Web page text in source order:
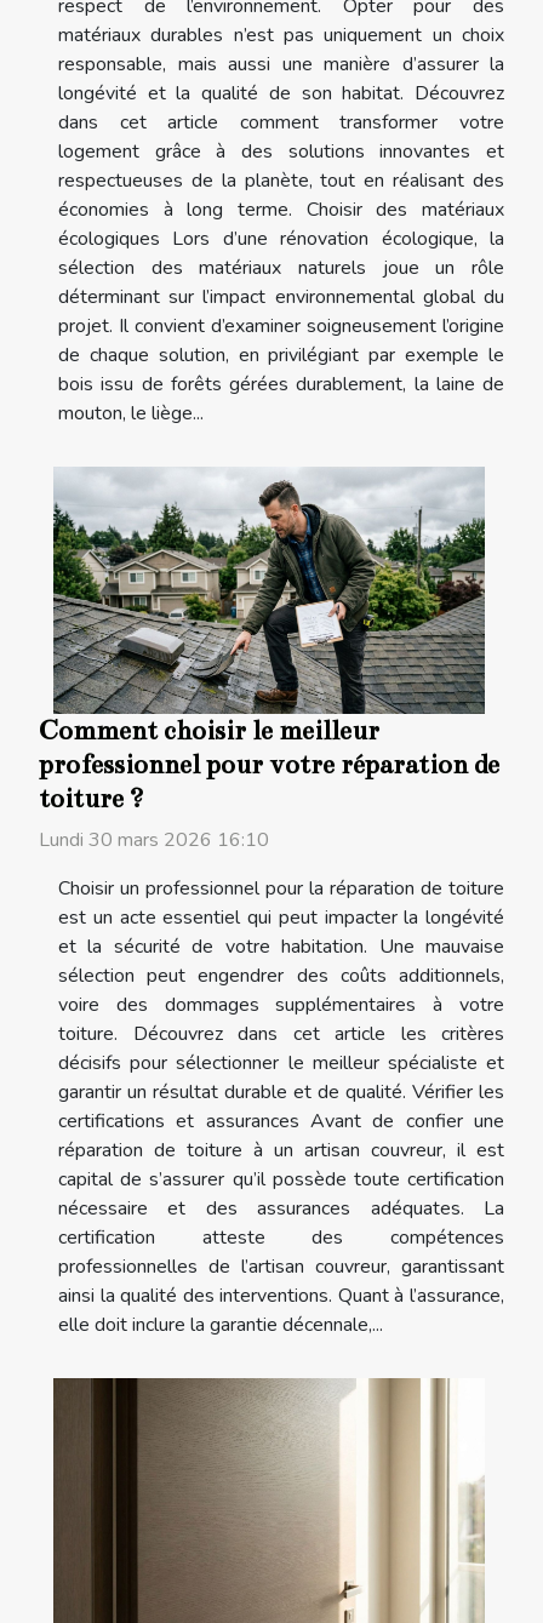
respect de l’environnement. Opter pour des
matériaux durables n’est pas uniquement un choix
responsable, mais aussi une manière d’assurer la
longévité et la qualité de son habitat. Découvrez
dans cet article comment transformer votre
logement grâce à des solutions innovantes et
respectueuses de la planète, tout en réalisant des
économies à long terme. Choisir des matériaux
écologiques Lors d’une rénovation écologique, la
sélection des matériaux naturels joue un rôle
déterminant sur l’impact environnemental global du
projet. Il convient d’examiner soigneusement l’origine
de chaque solution, en privilégiant par exemple le
bois issu de forêts gérées durablement, la laine de
mouton, le liège...
Comment choisir le meilleur
professionnel pour votre réparation de
toiture ?
Lundi 30 mars 2026 16:10
Choisir un professionnel pour la réparation de toiture
est un acte essentiel qui peut impacter la longévité
et la sécurité de votre habitation. Une mauvaise
sélection peut engendrer des coûts additionnels,
voire des dommages supplémentaires à votre
toiture. Découvrez dans cet article les critères
décisifs pour sélectionner le meilleur spécialiste et
garantir un résultat durable et de qualité. Vérifier les
certifications et assurances Avant de confier une
réparation de toiture à un artisan couvreur, il est
capital de s’assurer qu’il possède toute certification
nécessaire et des assurances adéquates. La
certification atteste des compétences
professionnelles de l’artisan couvreur, garantissant
ainsi la qualité des interventions. Quant à l’assurance,
elle doit inclure la garantie décennale,...